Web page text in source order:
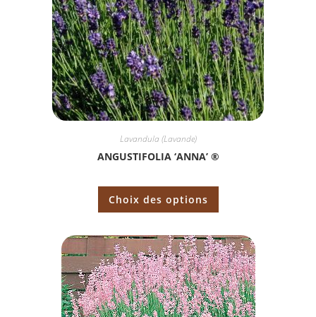
Lavandula (Lavande)
ANGUSTIFOLIA ‘ANNA’ ®
Choix des options